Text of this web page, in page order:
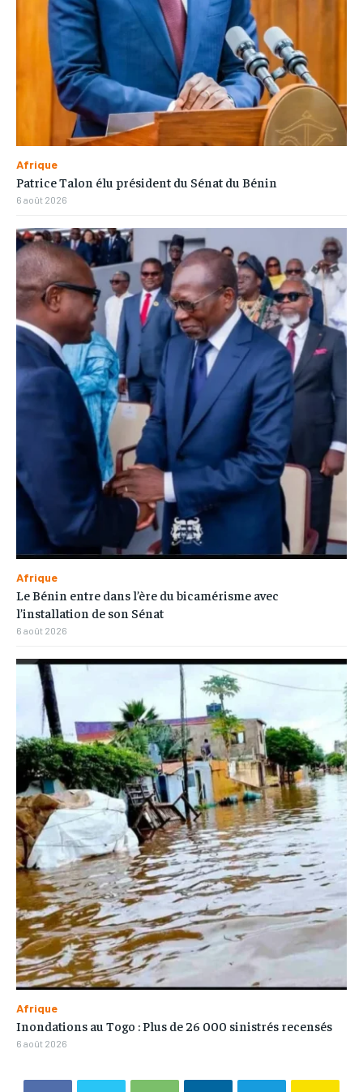
Afrique
Patrice Talon élu président du Sénat du Bénin
6 août 2026
Afrique
Le Bénin entre dans l’ère du bicamérisme avec
l’installation de son Sénat
6 août 2026
Afrique
Inondations au Togo : Plus de 26 000 sinistrés recensés
6 août 2026